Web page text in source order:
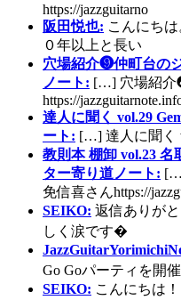
https://jazzguitarno
阪田悦也: こんにち
０年以上と長い
穴場紹介❾仲町台の
ノート: […] 穴場紹介
https://
達人に聞く vol.29
ート: […] 達人に聞く
教則本 棚卸 vol.23
ター寄り道ノート:
免信喜さんhttps://
SEIKO: 返信ありが
しく涙です�
Go Goパーティを開
SEIKO: こんにちは